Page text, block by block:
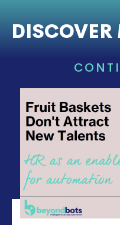
DISCOVER